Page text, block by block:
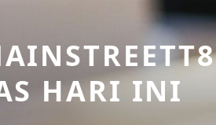
HARI INI